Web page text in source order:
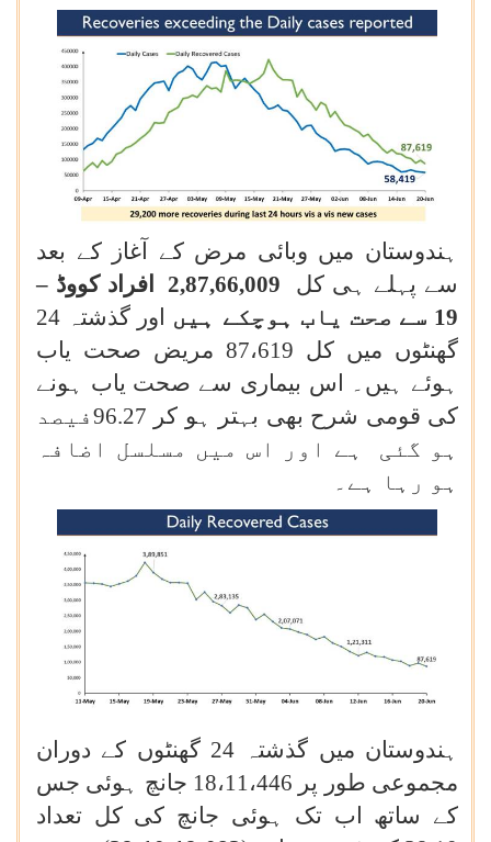
ہندوستان میں وبائی مرض کے آغاز کے بعد
سے پہلے ہی کل 2,87,66,009
افراد کووڈ –
19 سے صحت یاب ہوچکے ہیں
اور گذشتہ 24
گھنٹوں میں کل 87،619 مریض صحت یاب
ہوئے ہیں۔ اس بیماری سے صحت یاب ہونے
کی قومی شرح بھی بہتر ہو کر 96.27فیصد
ہو گئی ہے اور اس میں مسلسل اضافہ
ہو رہا ہے۔
ہندوستان میں گذشتہ 24 گھنٹوں کے دوران
مجموعی طور پر 18،11،446 جانچ ہوئی جس
کے ساتھ اب تک ہوئی جانچ کی کل تعداد